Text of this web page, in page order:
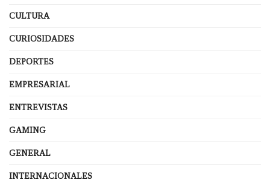
CULTURA
CURIOSIDADES
DEPORTES
EMPRESARIAL
ENTREVISTAS
GAMING
GENERAL
INTERNACIONALES